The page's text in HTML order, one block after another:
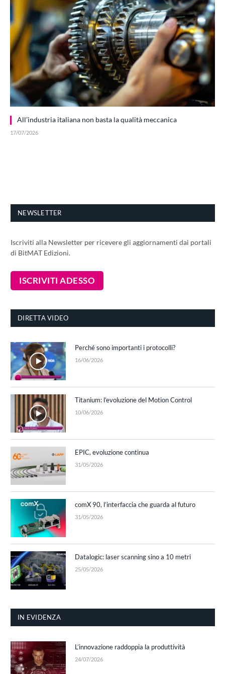
All’industria italiana non basta la qualità meccanica
17/07/2026
NEWSLETTER
Iscriviti alla Newsletter per ricevere gli aggiornamenti dai portali
di BitMAT Edizioni.
DIRETTA VIDEO
Perché sono importanti i protocolli?
16/06/2026
Titanium: l’evoluzione del Motion Control
10/06/2026
EPIC, evoluzione continua
31/05/2026
comX 90, l’interfaccia che guarda al futuro
31/05/2026
Datalogic: laser scanning sino a 10 metri
25/05/2026
IN EVIDENZA
L’innovazione raddoppia la produttività
24/07/2026